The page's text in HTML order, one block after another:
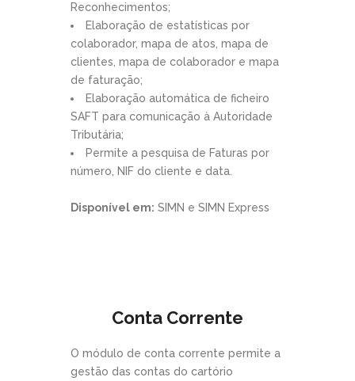
Reconhecimentos;
Elaboração de estatísticas por
colaborador, mapa de atos, mapa de
clientes, mapa de colaborador e mapa
de faturação;
Elaboração automática de ficheiro
SAFT para comunicação à Autoridade
Tributária;
Permite a pesquisa de Faturas por
número, NIF do cliente e data.
Disponível em: SIMN e SIMN Express
Conta Corrente
O módulo de conta corrente permite a
gestão das contas do cartório